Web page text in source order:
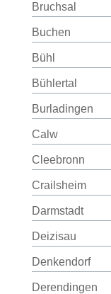
Bruchsal
Buchen
Bühl
Bühlertal
Burladingen
Calw
Cleebronn
Crailsheim
Darmstadt
Deizisau
Denkendorf
Derendingen